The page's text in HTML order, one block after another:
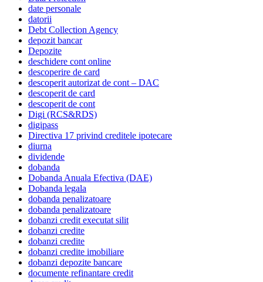
date personale
datorii
Debt Collection Agency
depozit bancar
Depozite
deschidere cont online
descoperire de card
descoperit autorizat de cont – DAC
descoperit de card
descoperit de cont
Digi (RCS&RDS)
digipass
Directiva 17 privind creditele ipotecare
diurna
dividende
dobanda
Dobanda Anuala Efectiva (DAE)
Dobanda legala
dobanda penalizatoare
dobanda penalizatoare
dobanzi credit executat silit
dobanzi credite
dobanzi credite
dobanzi credite imobiliare
dobanzi depozite bancare
documente refinantare credit